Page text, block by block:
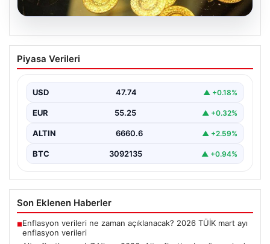
06.08.2026
Altın fiyatları canlı 7 Nisan 2026: Altın
fiyatları bugün ne kadar oldu?
"content": "Altın piyasası, uluslararası…
Piyasa Verileri
USD 47.74 ▲ +0.18%
EUR 55.25 ▲ +0.32%
ALTIN 6660.6 ▲ +2.59%
BTC 3092135 ▲ +0.94%
Son Eklenen Haberler
■Enflasyon verileri ne zaman açıklanacak? 2026 TÜİK mart ayı
enflasyon verileri